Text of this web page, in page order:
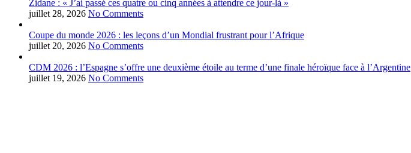
Zidane : « J’ai passé ces quatre ou cinq années à attendre ce jour-là »
juillet 28, 2026 No Comments
Coupe du monde 2026 : les leçons d’un Mondial frustrant pour l’Afrique
juillet 20, 2026 No Comments
CDM 2026 : l’Espagne s’offre une deuxième étoile au terme d’une finale héroïque face à l’Argentine
juillet 19, 2026 No Comments